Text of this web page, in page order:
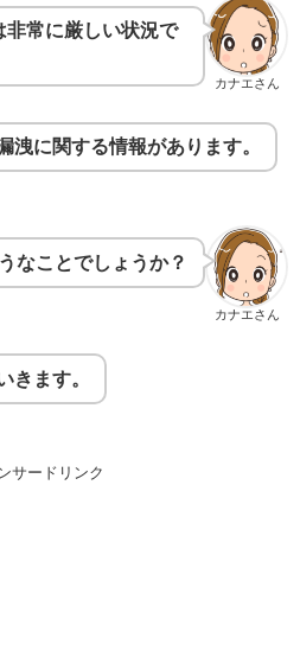
カナエさん
常に厳しい状況で
洩に関する情報があります。
カナエさん
なことでしょうか？
きます。
サードリンク